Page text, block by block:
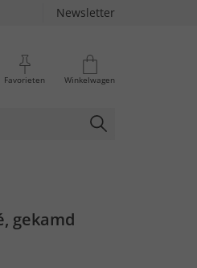
Newsletter
Favorieten Winkelwagen
gekamd